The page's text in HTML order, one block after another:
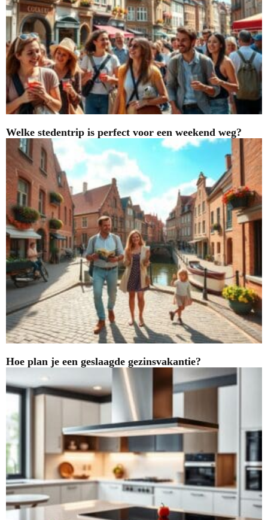
Welke stedentrip is perfect voor een weekend weg?
Hoe plan je een geslaagde gezinsvakantie?